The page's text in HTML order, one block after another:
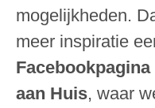
mogelijkheden.
meer inspiratie
aan Huis, waar